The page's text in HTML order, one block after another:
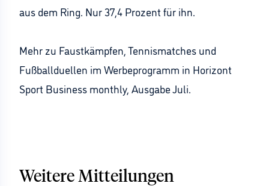
aus dem Ring. Nur 37,4 Prozent für ihn.
Mehr zu Faustkämpfen, Tennismatches und
Fußballduellen im Werbeprogramm in Horizont
Sport Business monthly, Ausgabe Juli.
Weitere Mitteilungen